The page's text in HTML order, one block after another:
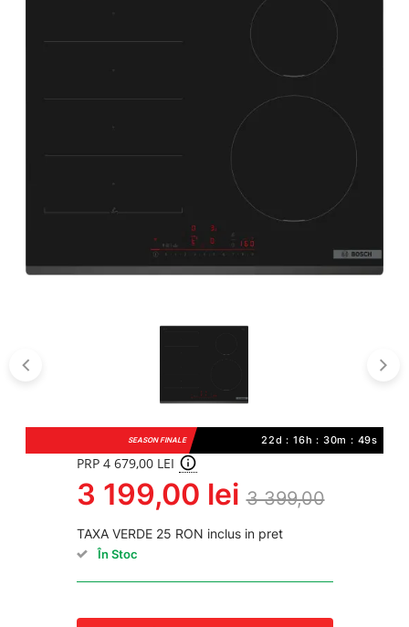
SEASON FINALE 22d : 16h : 30m : 49s
PRP 4 679,00 LEI
3 199,00 lei 3 399,00
TAXA VERDE 25 RON inclus in pret
În Stoc